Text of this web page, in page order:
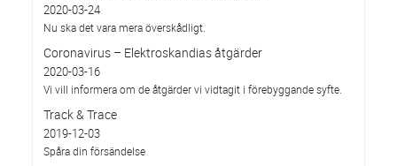
2020-03-24
Nu ska det vara mera överskådligt.
Coronavirus – Elektroskandias åtgärder
2020-03-16
Vi vill informera om de åtgärder vi vidtagit i förebyggande syfte.
Track & Trace
2019-12-03
Spåra din försändelse